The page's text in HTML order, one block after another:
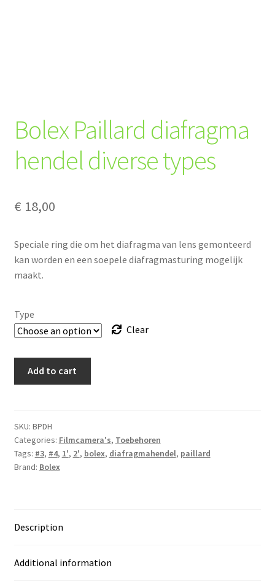
Bolex Paillard diafragma
hendel diverse types
€ 18,00
Speciale ring die om het diafragma van lens gemonteerd
kan worden en een soepele diafragmasturing mogelijk
maakt.
Type
Clear
diverse
types
quantity
Add to cart
SKU: BPDH
Categories: Filmcamera's, Toebehoren
Tags: #3, #4, 1', 2', bolex, diafragmahendel, paillard
Brand: Bolex
Description
Additional information